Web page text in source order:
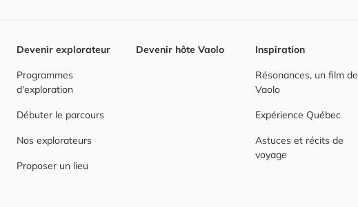
Devenir explorateur
Programmes
d'exploration
Débuter le parcours
Nos explorateurs
Proposer un lieu
Devenir hôte Vaolo Inspiration
Résonances, un film de
Vaolo
Expérience Québec
Astuces et récits de
voyage